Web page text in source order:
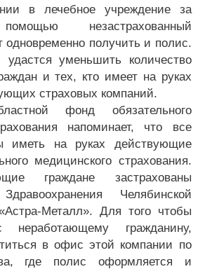
в лечебное учреждение за
незастрахованный
одновременно получить и полис.
удастся уменьшить количество
и тех, кто имеет на руках
страховых компаний.
фонд обязательного
напоминает, что все
иметь на руках действующие
медицинского страхования.
граждане застрахованы
Челябинской
Металл». Для того чтобы
неработающему гражданину,
в офис этой компании по
где полис оформляется и